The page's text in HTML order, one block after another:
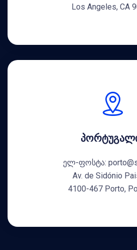
Los Angeles, CA
ელ-ფოსტა:
Av. de Sidónio
4100-467 Porto,